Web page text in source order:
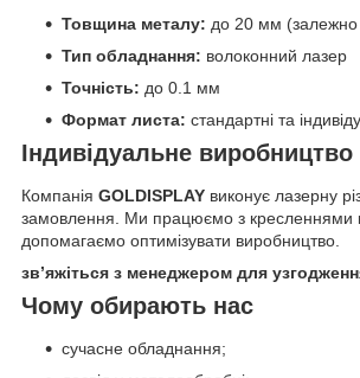
Товщина металу: до 20 мм (залежно
Тип обладнання: волоконний лазер
Точність: до 0.1 мм
Формат листа: стандартні та
Індивідуальне виробництво
Компанія GOLDISPLAY виконує лазерну
замовлення. Ми працюємо з кресленнями
допомагаємо оптимізувати виробництво.
зв’яжіться з менеджером для
Чому обирають нас
сучасне обладнання;